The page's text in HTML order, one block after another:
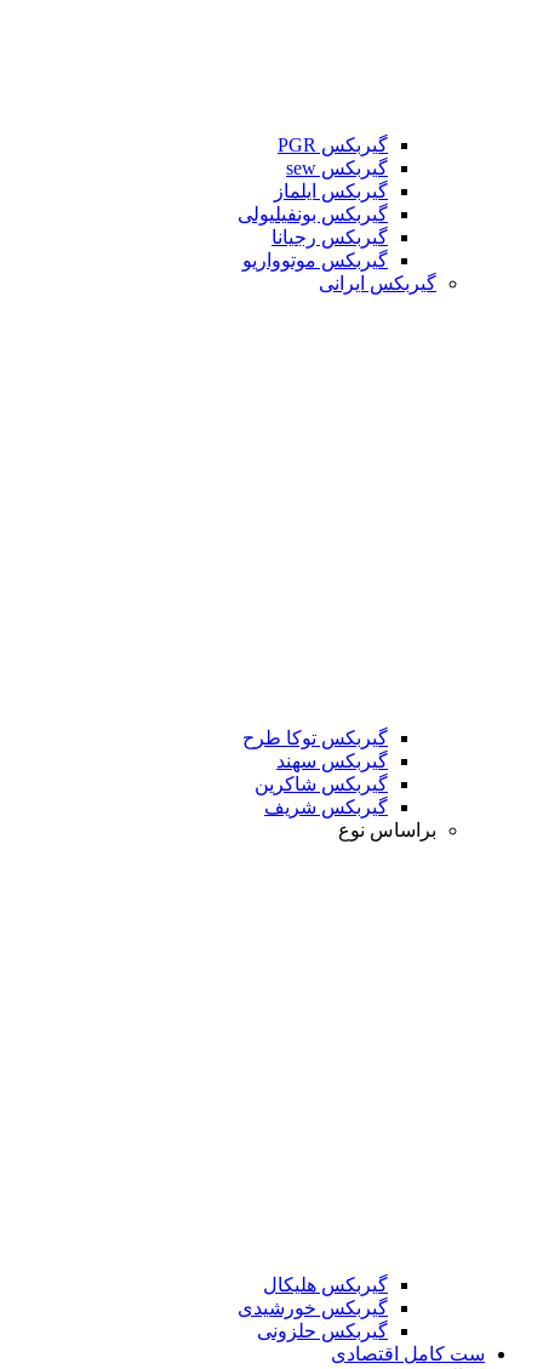
گیربکس PGR
گیربکس sew
گیربکس ایلماز
گیربکس بونفیلیولی
گیربکس رجیانا
گیربکس موتوواریو
گیربکس ایرانی
گیربکس توکا طرح
گیربکس سهند
گیربکس شاکرین
گیربکس شریف
براساس نوع
گیربکس هلیکال
گیربکس خورشیدی
گیربکس حلزونی
ست کامل اقتصادی